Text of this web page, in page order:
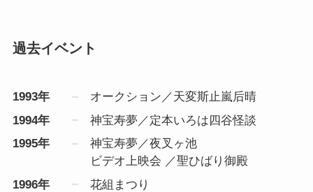
過去イベント
1993年
オークション／天変斯止嵐后晴
1994年
神宝寿夢／定本いろは四谷怪談
1995年
神宝寿夢／夜叉ヶ池
ビデオ上映会 ／聖ひばり御殿
1996年
花組まつり